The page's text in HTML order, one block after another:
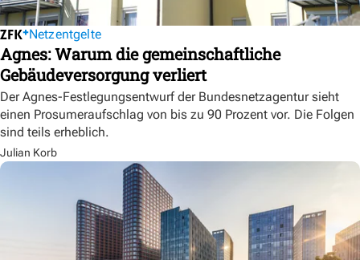
Netzentgelte
Agnes: Warum die gemeinschaftliche
Gebäudeversorgung verliert
Der Agnes-Festlegungsentwurf der Bundesnetzagentur sieht
einen Prosumeraufschlag von bis zu 90 Prozent vor. Die Folgen
sind teils erheblich.
Julian Korb